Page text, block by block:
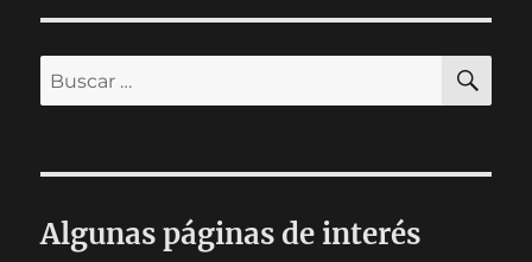
Buscar
por:
Algunas páginas de interés